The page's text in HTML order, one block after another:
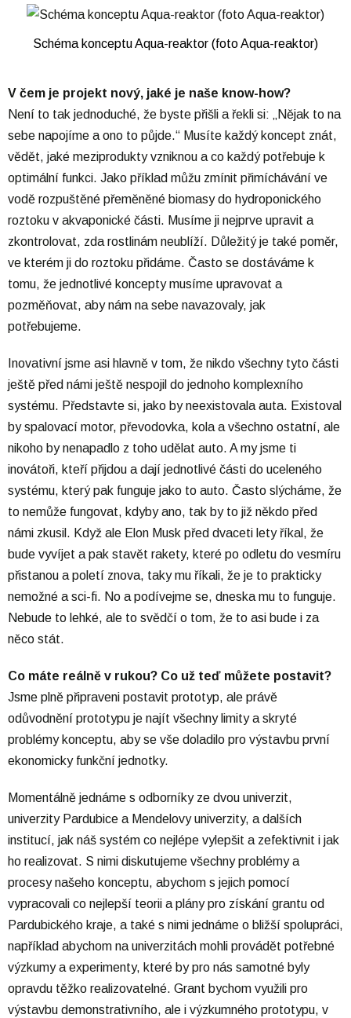
Schéma konceptu Aqua-reaktor (foto Aqua-reaktor)
V čem je projekt nový, jaké je naše know-how?
Není to tak jednoduché, že byste přišli a řekli si: „Nějak to na
sebe napojíme a ono to půjde.“ Musíte každý koncept znát,
vědět, jaké meziprodukty vzniknou a co každý potřebuje k
optimální funkci. Jako příklad můžu zmínit přimíchávání ve
vodě rozpuštěné přeměněné biomasy do hydroponického
roztoku v akvaponické části. Musíme ji nejprve upravit a
zkontrolovat, zda rostlinám neublíží. Důležitý je také poměr,
ve kterém ji do roztoku přidáme. Často se dostáváme k
tomu, že jednotlivé koncepty musíme upravovat a
pozměňovat, aby nám na sebe navazovaly, jak
potřebujeme.
Inovativní jsme asi hlavně v tom, že nikdo všechny tyto části
ještě před námi ještě nespojil do jednoho komplexního
systému. Představte si, jako by neexistovala auta. Existoval
by spalovací motor, převodovka, kola a všechno ostatní, ale
nikoho by nenapadlo z toho udělat auto. A my jsme ti
inovátoři, kteří přijdou a dají jednotlivé části do uceleného
systému, který pak funguje jako to auto. Často slýcháme, že
to nemůže fungovat, kdyby ano, tak by to již někdo před
námi zkusil. Když ale Elon Musk před dvaceti lety říkal, že
bude vyvíjet a pak stavět rakety, které po odletu do vesmíru
přistanou a poletí znova, taky mu říkali, že je to prakticky
nemožné a sci-fi. No a podívejme se, dneska mu to funguje.
Nebude to lehké, ale to svědčí o tom, že to asi bude i za
něco stát.
Co máte reálně v rukou? Co už teď můžete postavit?
Jsme plně připraveni postavit prototyp, ale právě
odůvodnění prototypu je najít všechny limity a skryté
problémy konceptu, aby se vše doladilo pro výstavbu první
ekonomicky funkční jednotky.
Momentálně jednáme s odborníky ze dvou univerzit,
univerzity Pardubice a Mendelovy univerzity, a dalších
institucí, jak náš systém co nejlépe vylepšit a zefektivnit i jak
ho realizovat. S nimi diskutujeme všechny problémy a
procesy našeho konceptu, abychom s jejich pomocí
vypracovali co nejlepší teorii a plány pro získání grantu od
Pardubického kraje, a také s nimi jednáme o bližší spolupráci,
například abychom na univerzitách mohli provádět potřebné
výzkumy a experimenty, které by pro nás samotné byly
opravdu těžko realizovatelné. Grant bychom využili pro
výstavbu demonstrativního, ale i výzkumného prototypu, v